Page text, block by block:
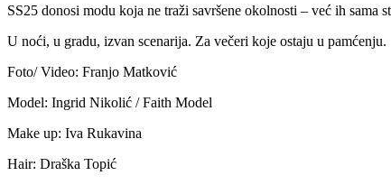
SS25 donosi modu koja ne traži savršene okolnosti – već ih sama
U noći, u gradu, izvan scenarija. Za večeri koje ostaju u pamćenju.
Foto/ Video: Franjo Matković
Model: Ingrid Nikolić / Faith Model
Make up: Iva Rukavina
Hair: Draška Topić